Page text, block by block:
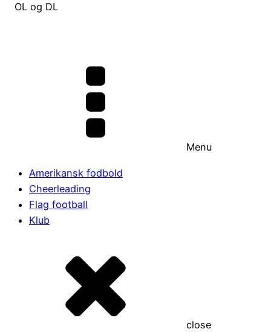
OL og DL
Menu
Amerikansk fodbold
Cheerleading
Flag football
Klub
close